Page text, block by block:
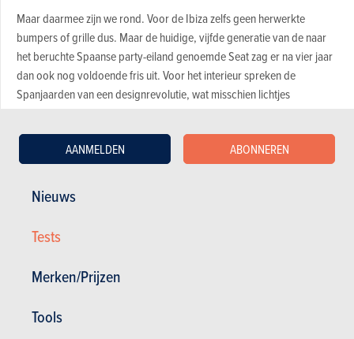
Nieuws
Tests
Merken/Prijzen
Tools
AANMELDEN ABONNEREN
Maar daarmee zijn we rond. Voor de Ibiza zelfs geen herwerkte
bumpers of grille dus. Maar de huidige, vijfde generatie van de naar
het beruchte Spaanse party-eiland genoemde Seat zag er na vier jaar
dan ook nog voldoende fris uit. Voor het interieur spreken de
Spanjaarden van een designrevolutie, wat misschien lichtjes
kwaliteitsindruk, die er vooral op vooruitgaat dankzij het hertekende
dashboard dat bovenaan bekleed is met een zacht materiaal. Ook
voor de rest zijn de wijzigingen aan het interieur, evenals de
nieuwigheden op het vlak van technologische snufjes en
veiligheidsfuncties identiek als bij de Arona.